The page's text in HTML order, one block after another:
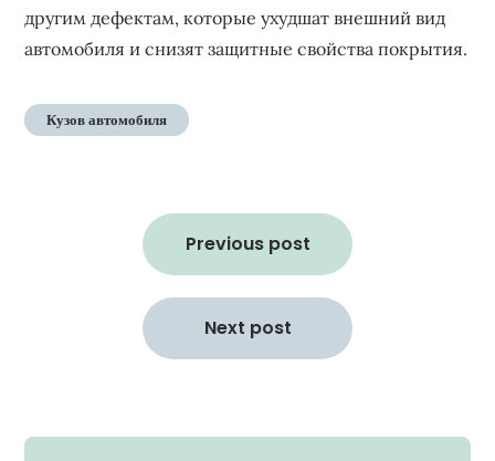
другим дефектам, которые ухудшат внешний вид
автомобиля и снизят защитные свойства покрытия.
Кузов автомобиля
Previous post
Next post